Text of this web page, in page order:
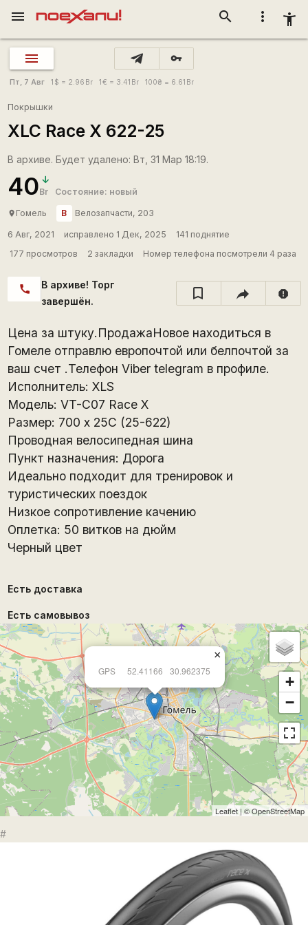
more_vert accessibility_new
search
menu
vpn_key
Пт, 7 Авг 1 $ = 2.96 Br 1€ = 3.41 Br 100₴ = 6.61 Br
Покрышки
XLC Race X 622-25
В архиве. Будет удалено: Вт, 31 Мар 18:19.
40Br Состояние: новый
place Гомель В Велозапчасти, 203
6 Авг, 2021 исправлено 1 Дек, 2025
141 поднятие
177 просмотров
2 закладки Номер телефона посмотрели 4 раза
call
В архиве! Торг
завершён.
report
Цена за штуку.ПродажаНовое находитьcя в
Гомеле отправлю европочтой или белпочтой за
ваш счет .Телефон Viber telegram в профиле.
Исполнитель: XLS
Модель: VT-C07 Race X
Размер: 700 х 25С (25-622)
Проводная велосипедная шина
Пункт назначения: Дорога
Идеально подходит для тренировок и
туристических поездок
Низкое сопротивление качению
Оплетка: 50 витков на дюйм
Черный цвет
Есть доставка
Есть самовывоз
GPS 52.41166 30.962375
×
+
−
Leaflet | ©OpenStreetMap
#